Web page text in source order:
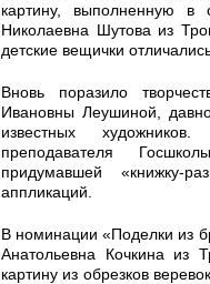
картину, выполненную в
Николаевна Шутова из
детские вещички
Вновь поразило
Ивановны Леушиной,
известных
преподавателя
придумавшей «книжку-
аппликаций.
В номинации «Поделки из
Анатольевна Кочкина из
картину из обрезков